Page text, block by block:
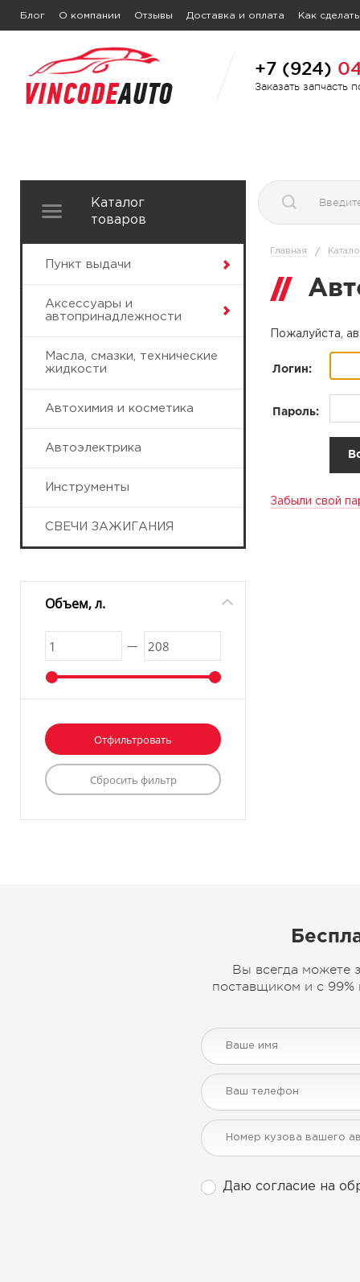
Блог О компании Отзывы Доставка и оплата Как
+7 (924)
Заказать запчасть
Каталог
товаров
Пункт выдачи
Аксессуары и
автопринадлежности
Масла, смазки, технические
жидкости
Автохимия и косметика
Автоэлектрика
Инструменты
СВЕЧИ ЗАЖИГАНИЯ
Объем, л.
Главная /
Пожалуйста,
Логин:
Пароль:
Забыли свой
Вы всегда можете
поставщиком и с 99%
Даю согласие на